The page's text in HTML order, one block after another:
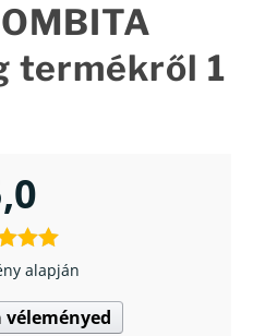
termékről 1
alapján
véleményed